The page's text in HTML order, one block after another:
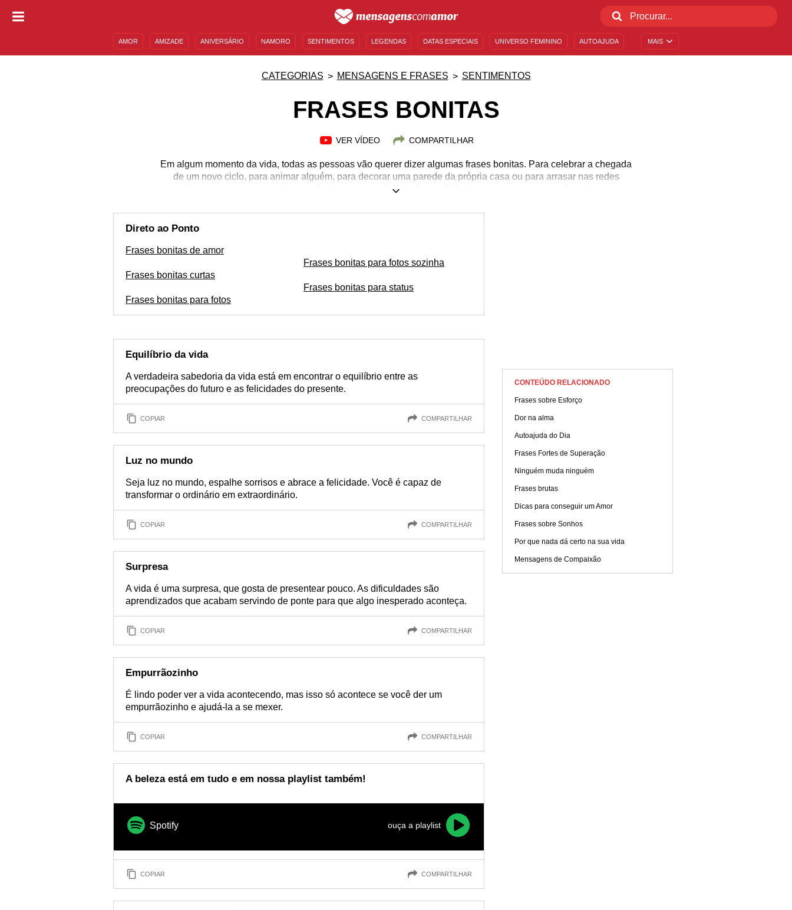
MAIS
AMOR AMIZADE ANIVERSÁRIO NAMORO SENTIMENTOS LEGENDAS DATAS ESPECIAIS UNIVERSO FEMININO AUTOAJUDA
CATEGORIAS MENSAGENS E FRASES SENTIMENTOS
FRASES BONITAS
VER VÍDEO COMPARTILHAR
Em algum momento da vida, todas as pessoas vão querer dizer algumas frases bonitas. Para celebrar a chegada
de um novo ciclo, para animar alguém, para decorar uma parede da própria casa ou para arrasar nas redes
sociais, por exemplo, as palavras são importantes aliadas. Se você já chegou a esse ponto e não sabe como
positividade, amor e harmonia, preparamos as melhores frases bonitas para você compartilhar com alguém, se
motivar a cada dia ou ainda consolar uma pessoa importante por algum problema. Aproveite esse conteúdo e se
Direto ao Ponto
Frases bonitas de amor
Frases bonitas curtas
Frases bonitas para fotos
Frases bonitas para fotos sozinha
Frases bonitas para status
Equilíbrio da vida
A verdadeira sabedoria da vida está em encontrar o equilíbrio entre as
preocupações do futuro e as felicidades do presente.
COPIAR COMPARTILHAR
Luz no mundo
Seja luz no mundo, espalhe sorrisos e abrace a felicidade. Você é capaz de
transformar o ordinário em extraordinário.
COPIAR COMPARTILHAR
Surpresa
A vida é uma surpresa, que gosta de presentear pouco. As dificuldades são
aprendizados que acabam servindo de ponte para que algo inesperado aconteça.
COPIAR COMPARTILHAR
Empurrãozinho
É lindo poder ver a vida acontecendo, mas isso só acontece se você der um
empurrãozinho e ajudá-la a se mexer.
COPIAR COMPARTILHAR
A beleza está em tudo e em nossa playlist também!
Spotify ouça a playlist
COPIAR COMPARTILHAR
CONTEÚDO RELACIONADO
Frases sobre Esforço
Dor na alma
Autoajuda do Dia
Frases Fortes de Superação
Ninguém muda ninguém
Frases brutas
Dicas para conseguir um Amor
Frases sobre Sonhos
Por que nada dá certo na sua vida
Mensagens de Compaixão